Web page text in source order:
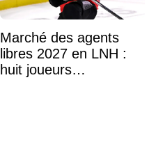
Marché des agents
libres 2027 en LNH :
huit joueurs